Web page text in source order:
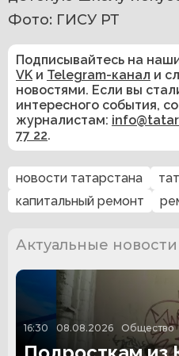
Фото: ГИСУ РТ
Подписывайтесь на
VK и Telegram-канал и
новостями. Если вы
интересного события,
журналистам:
77 22.
новости татарстана
капитальный ремонт
Актуальные новости
16:30 08.08.2026 Общество